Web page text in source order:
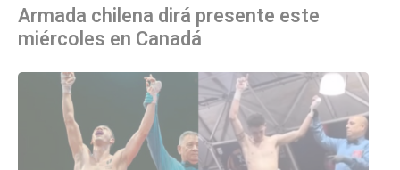
Armada chilena dirá presente este
miércoles en Canadá